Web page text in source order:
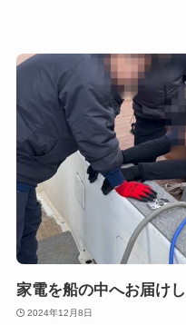
家電を船の中へお届け
2024年12月8日